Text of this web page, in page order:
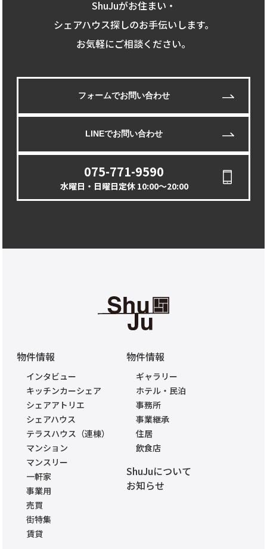
ShuJuがお住まい・
シェアハウス探しのお手伝いします。
お気軽にご相談ください。
フォームでお問い合わせ
LINEでお問い合わせ
075-771-9590
水曜日・日曜日定休 10:00〜20:00
物件情報
インタビュー
キッチンカーシェア
シェアアトリエ
シェアハウス
テラスハウス（連棟）
マンション
マンスリー
一軒家
事業用
売買
街特集
賃貸
物件情報
ギャラリー
ホテル・民泊
事務所
事業継承
住居
飲食店
ShuJuについて
お知らせ